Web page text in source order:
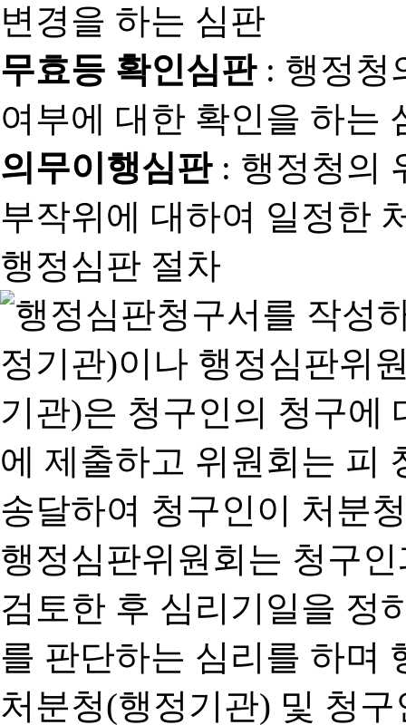
변경을 하는 심판
무효등 확인심판: 행정청
여부에 대한 확인을 하는
의무이행심판: 행정청의
부작위에 대하여 일정한
행정심판 절차